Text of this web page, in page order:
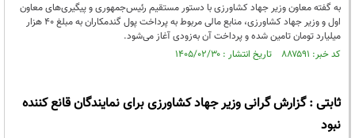
به گفته معاون وزیر جهاد کشاورزی با دستور مستقیم رئیس‌جمهوری و پیگیری‌های معاون
اول و وزیر جهاد کشاورزی، منابع مالی مربوط به پرداخت پول گندمکاران به مبلغ ۴۰ هزار
میلیارد تومان تامین شده و پرداخت آن به‌زودی آغاز می‌شود.
کد خبر: ۸۸۷۵۹۱ تاریخ انتشار : ۱۴۰۵/۰۲/۳۰
ثابتی : گزارش گرانی وزیر جهاد کشاورزی برای نمایندگان قانع کننده
نبود